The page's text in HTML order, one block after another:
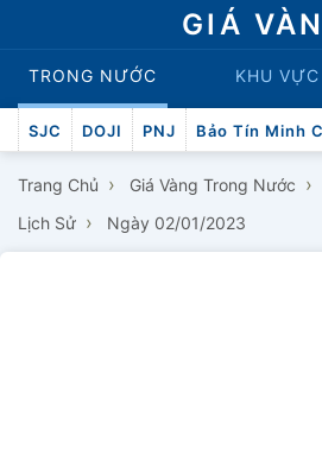
GIÁ
TRONG NƯỚC KHU VỰC
SJC DOJI PNJ Bảo Tín Minh
Trang Chủ › Giá Vàng Trong Nước ›
Lịch Sử › Ngày 02/01/2023